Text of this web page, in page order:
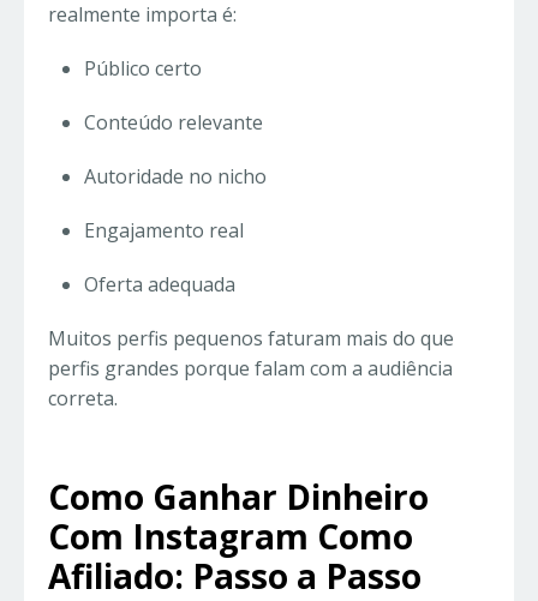
realmente importa é:
Público certo
Conteúdo relevante
Autoridade no nicho
Engajamento real
Oferta adequada
Muitos perfis pequenos faturam mais do que
perfis grandes porque falam com a audiência
correta.
Como Ganhar Dinheiro
Com Instagram Como
Afiliado: Passo a Passo